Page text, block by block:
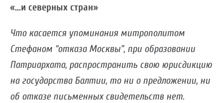
«…и северных стран»
Что касается упоминания митрополитом
Стефаном “отказа Москвы”, при образовании
Патриархата, распространить свою юрисдикцию
на государства Балтии, то ни о предложении, ни
об отказе письменных свидетельств нет.